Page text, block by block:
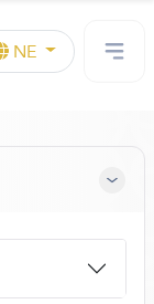
NE